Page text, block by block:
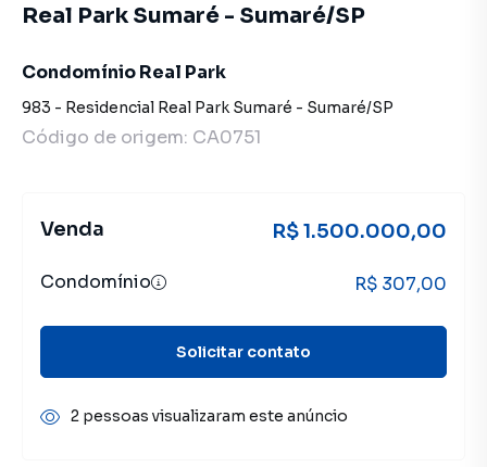
Real Park Sumaré - Sumaré/SP
Condomínio Real Park
983 - Residencial Real Park Sumaré - Sumaré/SP
Código de origem: CA0751
Venda R$ 1.500.000,00
Condomínio R$ 307,00
Solicitar contato
2 pessoas visualizaram este anúncio